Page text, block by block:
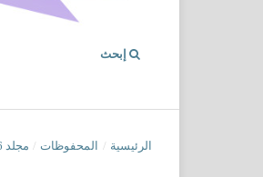
إبحث
الرئيسية / المحفوظات / مجلد 16 عدد مؤتمر قسم الجغرافية (2026): العدد الخاص مؤتمر الجغرافية 2026